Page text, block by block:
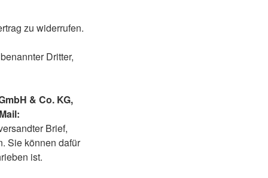
zu widerrufen.
Dritter,
& Co. KG,
Brief,
Sie können dafür
ist.